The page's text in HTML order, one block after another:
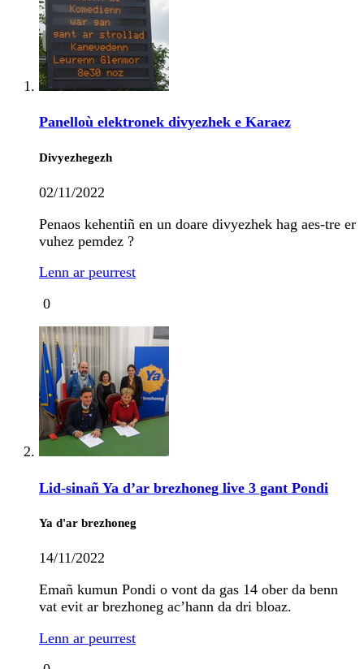
Panelloù elektronek divyezhek e Karaez
Divyezhegezh
02/11/2022
Penaos kehentiñ en un doare divyezhek hag aes-tre er
vuhez pemdez ?
Lenn ar peurrest
0
Lid-sinañ Ya d’ar brezhoneg live 3 gant Pondi
Ya d'ar brezhoneg
14/11/2022
Emañ kumun Pondi o vont da gas 14 ober da benn
vat evit ar brezhoneg ac’hann da dri bloaz.
Lenn ar peurrest